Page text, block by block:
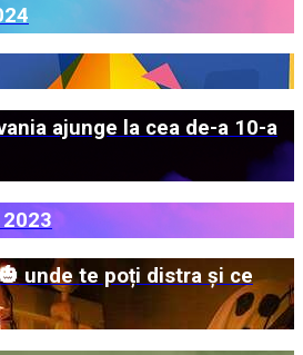
ajunge la cea de-a 10-a
unde te poți distra și ce